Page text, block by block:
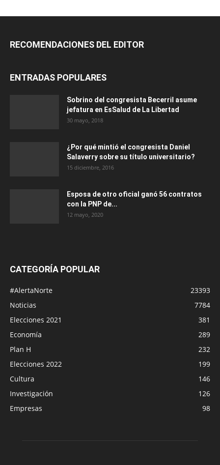
RECOMENDACIONES DEL EDITOR
ENTRADAS POPULARES
Sobrino del congresista Becerril asume
jefatura en EsSalud de La Libertad
30 mayo, 2018
¿Por qué mintió el congresista Daniel
Salaverry sobre su título universitario?
15 diciembre, 2016
Esposa de otro oficial ganó 56 contratos
con la PNP de...
12 mayo, 2020
CATEGORÍA POPULAR
#AlertaNorte
23393
Noticias
7784
Elecciones 2021
381
Economía
289
Plan H
232
Elecciones 2022
199
Cultura
146
Investigación
126
Empresas
98